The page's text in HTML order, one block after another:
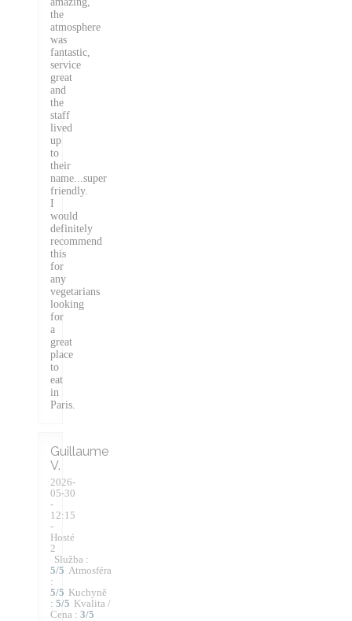
the
atmosphere
was
fantastic,
service
great
and
the
staff
lived
up
to
their
name...super
friendly.
I
would
definitely
recommend
this
for
any
vegetarians
looking
for
a
great
place
to
eat
in
Paris.
Guillaume
V
2026-
05-30
-
12:15
-
Hosté
2
Služba :
5/5 Atmosféra
:
5/5 Kuchyně
: 5/5 Kvalita /
Cena : 3/5